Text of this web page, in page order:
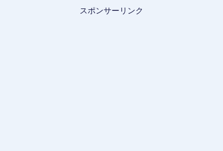
スポンサーリンク